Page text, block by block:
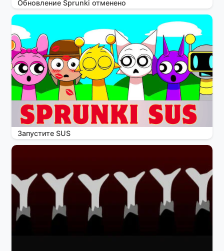
Обновление Sprunki отменено
Запустите SUS